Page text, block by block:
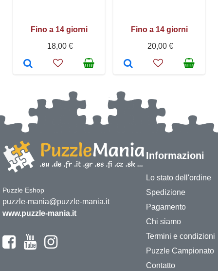
Fino a 14 giorni
18,00 €
Fino a 14 giorni
20,00 €
Puzzle Eshop
puzzle-mania@puzzle-mania.it
www.puzzle-mania.it
Informazioni
Lo stato dell'ordine
Spedizione
Pagamento
Chi siamo
Termini e condizioni
Puzzle Campionato
Contatto